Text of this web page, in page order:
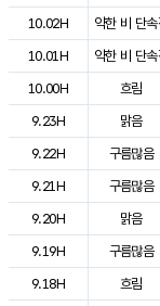
10.02H
약한 비 단속
10.01H
약한 비 단속
10.00H
흐림
9.23H
맑음
9.22H
구름많음
9.21H
구름많음
9.20H
맑음
9.19H
구름많음
9.18H
흐림